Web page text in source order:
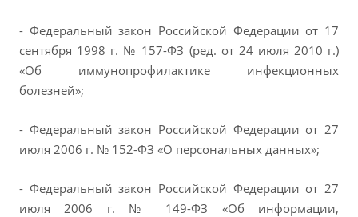
- Федеральный закон Российской Федерации от 17
сентября 1998 г. № 157-ФЗ (ред. от 24 июля 2010 г.)
«Об иммунопрофилактике инфекционных
болезней»;
- Федеральный закон Российской Федерации от 27
июля 2006 г. № 152-ФЗ «О персональных данных»;
- Федеральный закон Российской Федерации от 27
июля 2006 г. № 149-ФЗ «Об информации,